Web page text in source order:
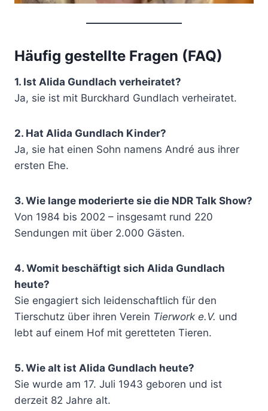
Häufig gestellte Fragen (FAQ)
1. Ist Alida Gundlach verheiratet?
Ja, sie ist mit Burckhard Gundlach verheiratet.
2. Hat Alida Gundlach Kinder?
Ja, sie hat einen Sohn namens André aus ihrer
ersten Ehe.
3. Wie lange moderierte sie die NDR Talk Show?
Von 1984 bis 2002 – insgesamt rund 220
Sendungen mit über 2.000 Gästen.
4. Womit beschäftigt sich Alida Gundlach
heute?
Sie engagiert sich leidenschaftlich für den
Tierschutz über ihren Verein Tierwork e.V. und
lebt auf einem Hof mit geretteten Tieren.
5. Wie alt ist Alida Gundlach heute?
Sie wurde am 17. Juli 1943 geboren und ist
derzeit 82 Jahre alt.